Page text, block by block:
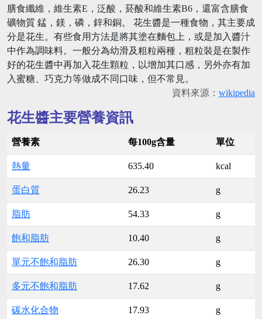
膳食纖維，維生素E，泛酸，菸酸和維生素B6，還富含膳食
礦物質 錳，鎂，磷，鋅和銅。 花生醬是一種食物，其主要成
分是花生。有些食用方法是將其塗在麵包上，或是加入醬汁
中作為調味料。一般分為幼滑及粗粒兩種，粗粒裝是在製作
好的花生醬中再加入花生顆粒，以增加其口感，另外亦有加
入蜜糖、巧克力等做成不同口味，但不常見。
資料來源： wikipedia
花生醬主要營養資訊
營養素 每100g含量 單位
熱量 635.40 kcal
蛋白質 26.23 g
脂肪 54.33 g
飽和脂肪 10.40 g
單元不飽和脂肪 26.30 g
多元不飽和脂肪 17.62 g
碳水化合物 17.93 g